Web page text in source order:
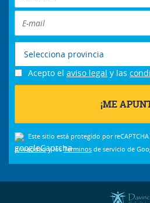
Selecciona provincia
Acepto el aviso legal y las
Este sitio está protegido por
privacidady los Términos de servicio de